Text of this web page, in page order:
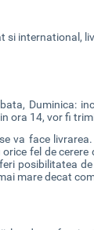
international,
Duminica:
ora 14, vor fi
va face
fel de
posibilitatea
mare decat